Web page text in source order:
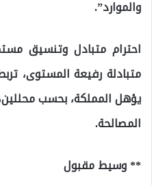
والموارد”.
احترام متبادل وتنسيق
متبادلة رفيعة المستوى،
يؤهل المملكة، بحسب
المصالحة.
** وسيط مقبول